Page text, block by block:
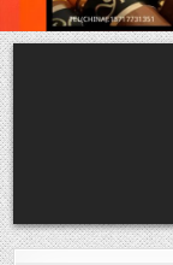
Skip
to
content